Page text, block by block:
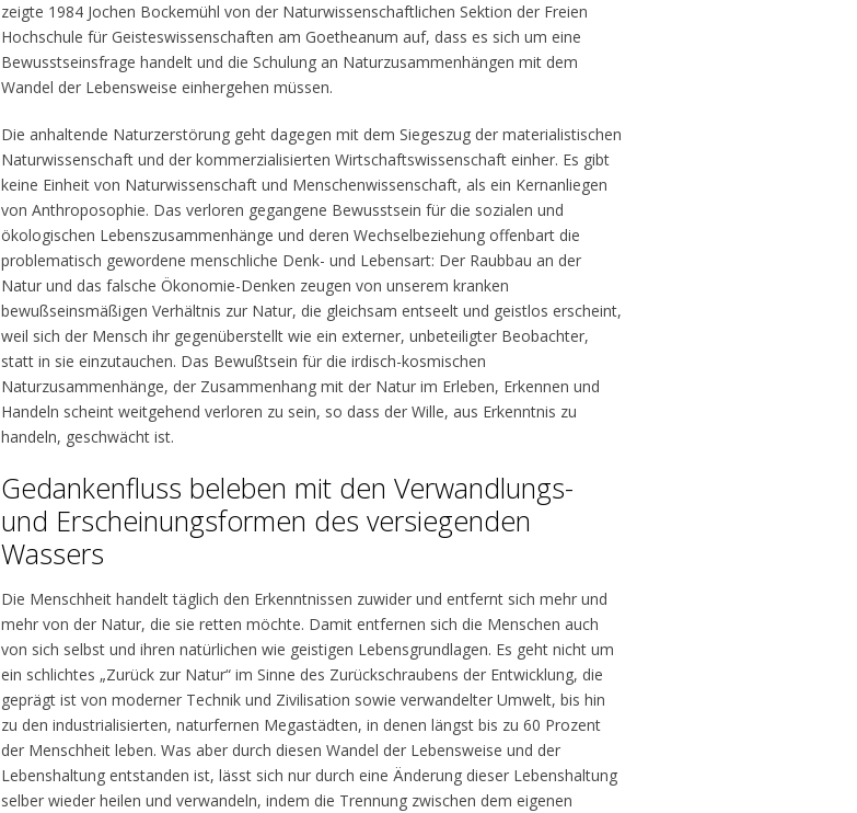
zeigte 1984 Jochen Bockemühl von der Naturwissenschaftlichen Sektion der Freien
Hochschule für Geisteswissenschaften am Goetheanum auf, dass es sich um eine
Bewusstseinsfrage handelt und die Schulung an Naturzusammenhängen mit dem
Wandel der Lebensweise einhergehen müssen.
Die anhaltende Naturzerstörung geht dagegen mit dem Siegeszug der materialistischen
Naturwissenschaft und der kommerzialisierten Wirtschaftswissenschaft einher. Es gibt
keine Einheit von Naturwissenschaft und Menschenwissenschaft, als ein Kernanliegen
von Anthroposophie. Das verloren gegangene Bewusstsein für die sozialen und
ökologischen Lebenszusammenhänge und deren Wechselbeziehung offenbart die
problematisch gewordene menschliche Denk- und Lebensart: Der Raubbau an der
Natur und das falsche Ökonomie-Denken zeugen von unserem kranken
bewußseinsmäßigen Verhältnis zur Natur, die gleichsam entseelt und geistlos erscheint,
weil sich der Mensch ihr gegenüberstellt wie ein externer, unbeteiligter Beobachter,
statt in sie einzutauchen. Das Bewußtsein für die irdisch-kosmischen
Naturzusammenhänge, der Zusammenhang mit der Natur im Erleben, Erkennen und
Handeln scheint weitgehend verloren zu sein, so dass der Wille, aus Erkenntnis zu
handeln, geschwächt ist.
Gedankenfluss beleben mit den Verwandlungs-
und Erscheinungsformen des versiegenden
Wassers
Die Menschheit handelt täglich den Erkenntnissen zuwider und entfernt sich mehr und
mehr von der Natur, die sie retten möchte. Damit entfernen sich die Menschen auch
von sich selbst und ihren natürlichen wie geistigen Lebensgrundlagen. Es geht nicht um
ein schlichtes „Zurück zur Natur“ im Sinne des Zurückschraubens der Entwicklung, die
geprägt ist von moderner Technik und Zivilisation sowie verwandelter Umwelt, bis hin
zu den industrialisierten, naturfernen Megastädten, in denen längst bis zu 60 Prozent
der Menschheit leben. Was aber durch diesen Wandel der Lebensweise und der
Lebenshaltung entstanden ist, lässt sich nur durch eine Änderung dieser Lebenshaltung
selber wieder heilen und verwandeln, indem die Trennung zwischen dem eigenen